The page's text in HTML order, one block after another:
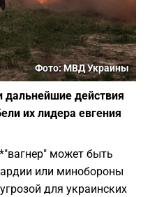
Фото: МВД Украины
дальнейшие действия
их лидера евгения
может быть
или минобороны
для украинских